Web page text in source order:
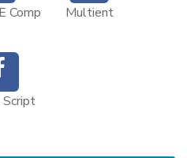
Comp Multient